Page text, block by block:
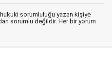
hukuki sorumluluğu yazan kişiye
sorumlu değildir. Her bir yorum